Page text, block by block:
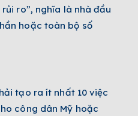
ro”, nghĩa là nhà đầu
hoặc toàn bộ số
tạo ra ít nhất 10 việc
công dân Mỹ hoặc